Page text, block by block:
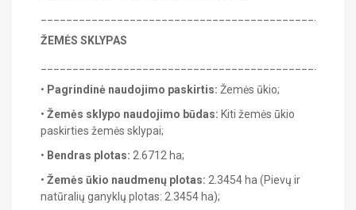
ŽEMĖS SKLYPAS
• Pagrindinė naudojimo paskirtis: Žemės ūkio;
• Žemės sklypo naudojimo būdas: Kiti žemės ūkio
paskirties žemės sklypai;
• Bendras plotas: 2.6712 ha;
• Žemės ūkio naudmenų plotas: 2.3454 ha (Pievų ir
natūralių ganyklų plotas: 2.3454 ha);